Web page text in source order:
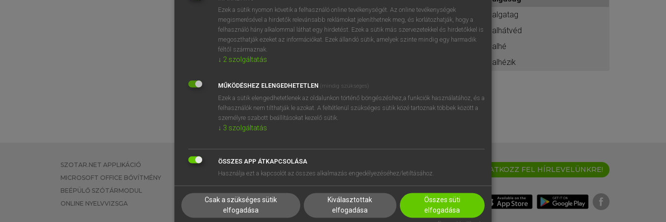
BELÉPÉS
próbaverziójának elindításához
regisztrálok ésbelépek.
REGISZTRÁCIÓ
balgatag
balhátvéd
balhé
balhézik
SZOTAR.NET APPLIKÁCIÓ
MICROSOFT OFFICE BŐVÍTMÉNY
BEÉPÜLŐ SZÓTÁRMODUL
ONLINE NYELVVIZSGA
EGYÉNI FELHASZNÁLÓKNAK
TANULÓKNAK
VÁLLALATI MEGOLDÁSOK
SÚGÓ
RÓLUNK
SÜTI BEÁLLÍTÁSOK
IRATKOZZ FEL HÍRLEVELÜNKRE!
Ezek a sütik nyomon követik a felhasználó online tevékenységét. Az online tevékenységek
megismerésével a hirdetők relevánsabb reklámokat jeleníthetnek meg, és korlátozhatják, hogy a
felhasználó hány alkalommal láthat egy hirdetést. Ezek a sütik más szervezetekkel és hirdetőkkel is
megoszthatják ezeket az információkat. Ezek állandó sütik, amelyek szinte mindig egy harmadik
féltől származnak.
↓ 2 szolgáltatás
MŰKÖDÉSHEZ ELENGEDHETETLEN (mindig szükséges)
Ezek a sütik elengedhetetlenek az oldalunkon történő böngészéshez,a funkciók használatához, és a
felhasználók nem tilthatják le azokat. A feltétlenül szükséges sütik közé tartoznak többek között a
személyre szabott beállításokat kezelő sütik.
↓ 3 szolgáltatás
ÖSSZES APP ÁTKAPCSOLÁSA
Használja ezt a kapcsolót az összes alkalmazás engedélyezéséhez/letiltásához.
Csak a szükséges sütik
elfogadása
Kiválasztottak
elfogadása
Összes süti
elfogadása